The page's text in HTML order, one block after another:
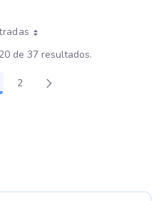
de 37 resultados.
Página
2